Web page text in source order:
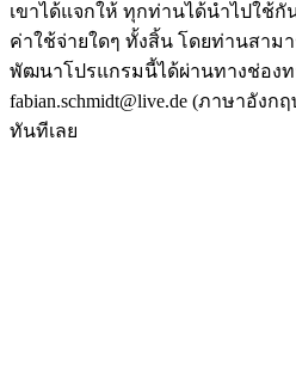
เขาได้แจกให้ ทุกท่านได้นำไปใช้กั
ค่าใช้จ่ายใดๆ ทั้งสิ้น โดยท่านสาม
พัฒนาโปรแกรมนี้ได้ผ่านทางช่องท
fabian.schmidt@live.de (ภาษาอัง
ทันทีเลย